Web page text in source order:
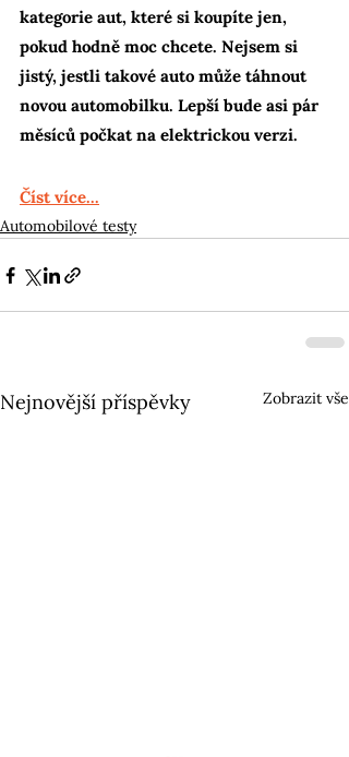
kategorie aut, které si koupíte jen,
pokud hodně moc chcete. Nejsem si
jistý, jestli takové auto může táhnout
novou automobilku. Lepší bude asi pár
měsíců počkat na elektrickou verzi.
Číst více...
Automobilové testy
Nejnovější příspěvky Zobrazit vše